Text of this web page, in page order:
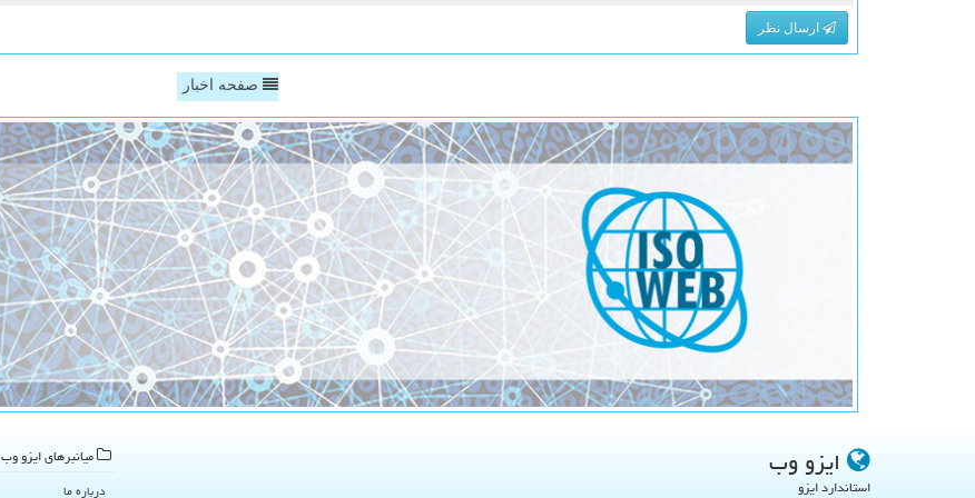
ارسال نظر
صفحه اخبار
ایزو وب
استاندارد ایزو
میانبرهای ایزو وب
درباره ما